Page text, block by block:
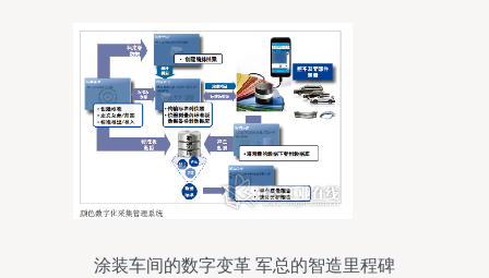
涂装车间的数字变革 军总的智造里程碑